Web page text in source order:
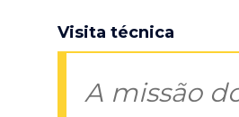
Visita técnica
A missão